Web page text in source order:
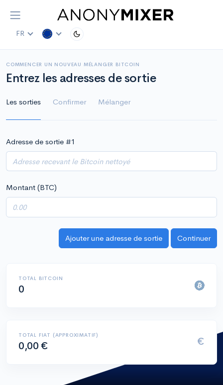
FR
COMMENCER UN NOUVEAU MÉLANGER BITCOIN
Entrez les adresses de sortie
Les sorties Confirmer Mélanger
Adresse de sortie #1
Montant (BTC)
TOTAL BITCOIN
0
TOTAL FIAT (APPROXIMATIF)
0,00 € €